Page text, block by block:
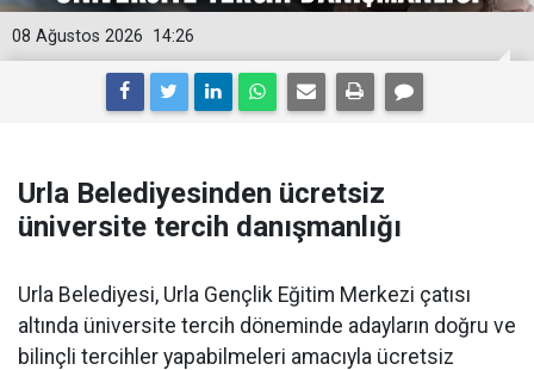
14:26
08 Ağustos 2026
Urla Belediyesinden ücretsiz
üniversite tercih danışmanlığı
Urla Belediyesi, Urla Gençlik Eğitim Merkezi çatısı
altında üniversite tercih döneminde adayların doğru ve
bilinçli tercihler yapabilmeleri amacıyla ücretsiz